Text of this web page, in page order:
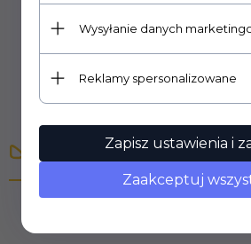
Skala: 1:35
Opinie Klientów
Wysyłanie danych
Reklamy spersonalizowane
Zapisz ustawienia i
Zaakceptuj